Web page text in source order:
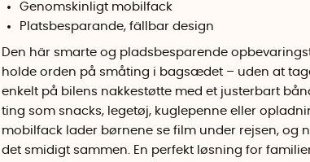
Genomskinligt mobilfack
Platsbesparande, fällbar design
Den här smarte og pladsbesparende
holde orden på småting i bagsædet – uden at
enkelt på bilens nakkestøtte med et justerbart
ting som snacks, legetøj, kuglepenne eller
mobilfack lader børnene se film under rejsen, og
det smidigt sammen. En perfekt løsning for